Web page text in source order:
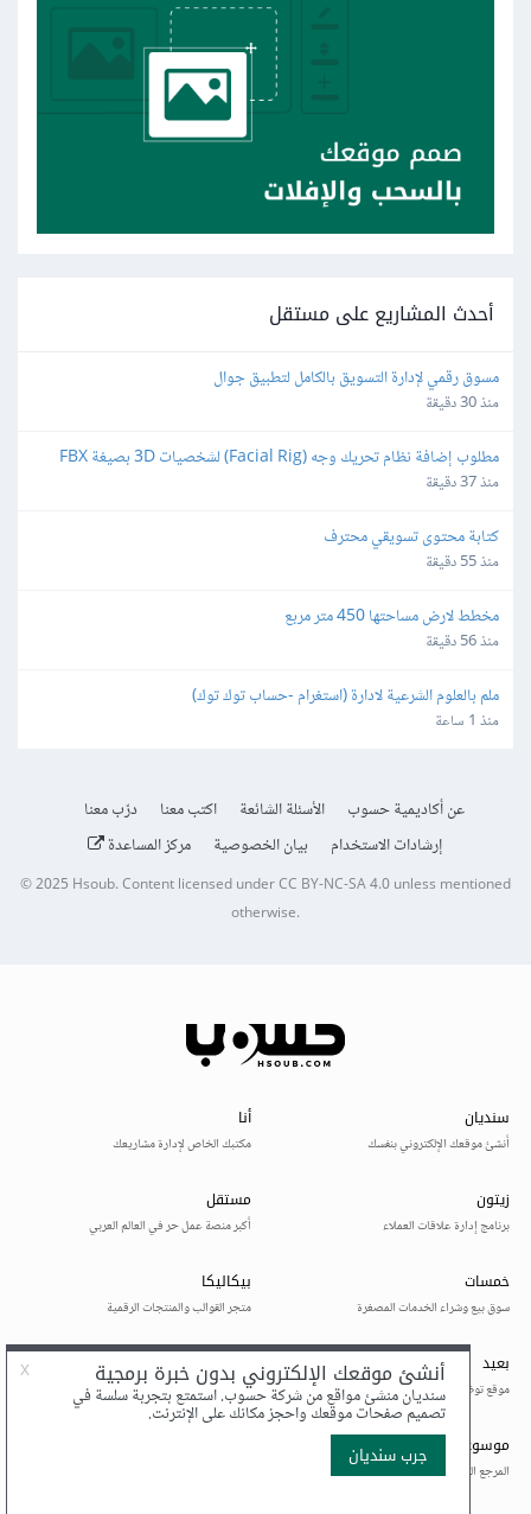
أحدث المشاريع على مستقل
مسوق رقمي لإدارة التسويق بالكامل لتطبيق جوال
منذ 30 دقيقة
باستخدام Blender
منذ 37 دقيقة
كتابة محتوى تسويقي محترف
منذ 55 دقيقة
مخطط لارض مساحتها 450 متر مربع
منذ 56 دقيقة
ملم بالعلوم الشرعية لادارة (استغرام -حساب توك توك)
منذ 1 ساعة
عن أكاديمية حسوب الأسئلة الشائعة اكتب معنا
درّب معنا
إرشادات الاستخدام
بيان الخصوصية مركز المساعدة
© 2025 Hsoub.Content licensed underCC BY-NC-SA 4.0unless mentioned
otherwise.